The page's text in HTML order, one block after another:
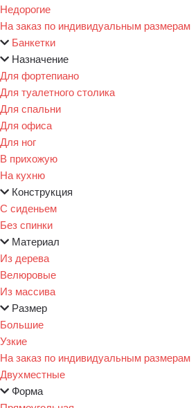
Недорогие
На заказ по индивидуальным размерам
Банкетки
Назначение
Для фортепиано
Для туалетного столика
Для спальни
Для офиса
Для ног
В прихожую
На кухню
Конструкция
С сиденьем
Без спинки
Материал
Из дерева
Велюровые
Из массива
Размер
Большие
Узкие
На заказ по индивидуальным размерам
Двухместные
Форма